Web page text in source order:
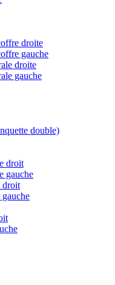
droite
gauche
droite
gauche
double)
droit
gauche
droit